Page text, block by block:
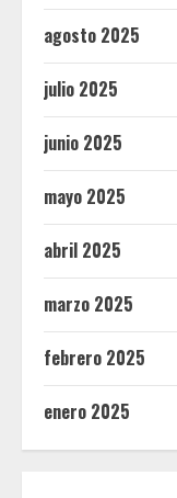
agosto 2025
julio 2025
junio 2025
mayo 2025
abril 2025
marzo 2025
febrero 2025
enero 2025